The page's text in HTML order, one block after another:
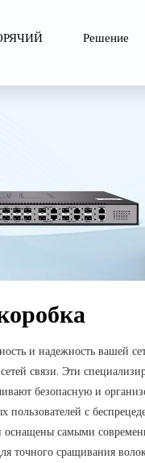
Решение
и надежность вашей
связи. Эти
безопасную и
пользователей с
самыми
точного сращивания